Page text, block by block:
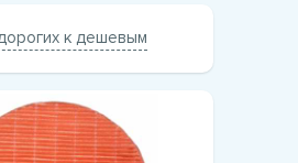
к дешевым